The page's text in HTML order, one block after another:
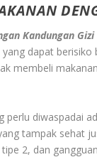
Kandungan
dapat berisiko
membeli
perlu diwaspadai
tampak sehat
2, dan